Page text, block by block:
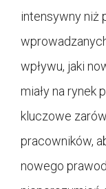
intensywny niż
wpływu, jaki
miały na rynek
kluczowe
pracowników,
nowego